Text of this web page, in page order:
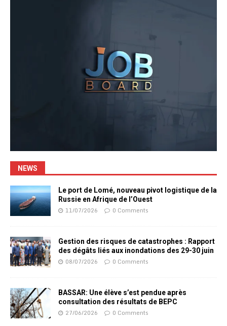
NEWS
Le port de Lomé, nouveau pivot logistique de la
Russie en Afrique de l’Ouest
11/07/2026 0 Comments
Gestion des risques de catastrophes : Rapport
des dégâts liés aux inondations des 29-30 juin
08/07/2026 0 Comments
BASSAR: Une élève s’est pendue après
consultation des résultats de BEPC
27/06/2026 0 Comments